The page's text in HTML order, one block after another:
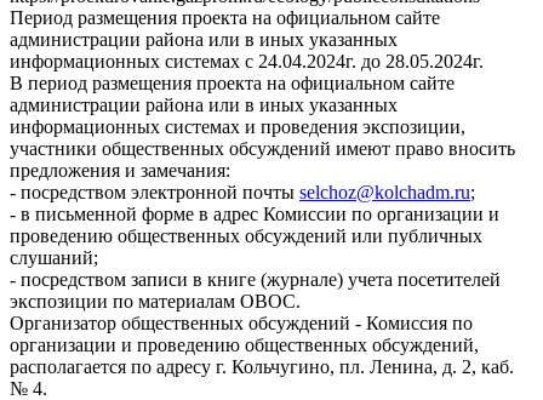
Период размещения проекта на официальном сайте
администрации района или в иных указанных
информационных системах с 24.04.2024г. до 28.05.2024г.
В период размещения проекта на официальном сайте
администрации района или в иных указанных
информационных системах и проведения экспозиции,
участники общественных обсуждений имеют право вносить
предложения и замечания:
- посредством электронной почты selchoz@kolchadm.ru;
- в письменной форме в адрес Комиссии по организации и
проведению общественных обсуждений или публичных
слушаний;
- посредством записи в книге (журнале) учета посетителей
экспозиции по материалам ОВОС.
Организатор общественных обсуждений - Комиссия по
организации и проведению общественных обсуждений,
располагается по адресу г. Кольчугино, пл. Ленина, д. 2, каб.
№ 4.